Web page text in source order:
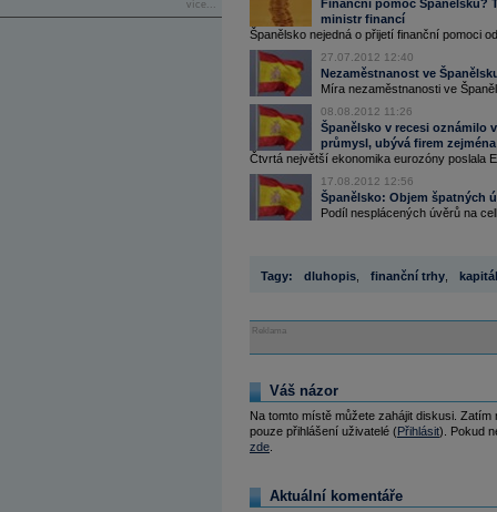
více...
Finanční pomoc Španělsku?
ministr financí
Španělsko nejedná o přijetí finanční pomoci
27.07.2012 12:40
Nezaměstnanost ve
Míra nezaměstnanosti ve
08.08.2012 11:26
Španělsko v recesi oznámilo
průmysl, ubývá firem
Čtvrtá největší ekonomika eurozóny poslala
17.08.2012 12:56
Španělsko: Objem špatných
Podíl nesplácených úvěrů na
Tagy: dluhopis finanční trhy kapitál
Reklama
Váš názor
Na tomto místě můžete zahájit diskusi.
pouze přihlášení uživatelé (Přihlásit). Pokud
zde
Aktuální komentáře